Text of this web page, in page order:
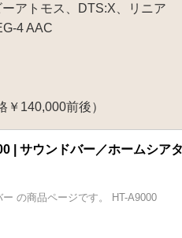
アトモス、DTS:X、リニア
4 AAC
140,000前後）
| サウンドバー／ホームシア
の商品ページです。 HT-A9000